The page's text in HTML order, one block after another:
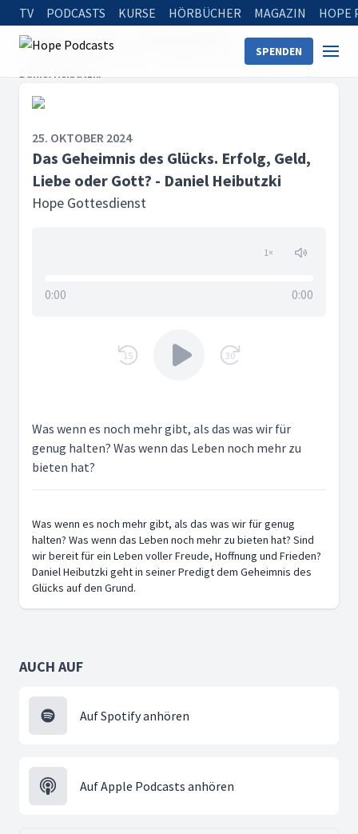
TV PODCASTS KURSE HÖRBÜCHER MAGAZIN HOPE
SPENDEN
Startseite
Das Geheimnis des Glücks. Erfolg, Geld, Liebe oder Gott? -
Daniel Heibutzki
25. OKTOBER 2024
Das Geheimnis des Glücks. Erfolg, Geld,
Liebe oder Gott? - Daniel Heibutzki
Hope Gottesdienst
1×
0:00 0:00
15 30
Was wenn es noch mehr gibt, als das was wir für
genug halten? Was wenn das Leben noch mehr zu
bieten hat?
Was wenn es noch mehr gibt, als das was wir für genug
halten? Was wenn das Leben noch mehr zu bieten hat? Sind
wir bereit für ein Leben voller Freude, Hoffnung und Frieden?
Daniel Heibutzki geht in seiner Predigt dem Geheimnis des
Glücks auf den Grund.
AUCH AUF
Auf Spotify anhören
Auf Apple Podcasts anhören